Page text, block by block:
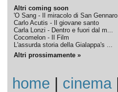
Altri coming soon
'O Sang - Il miracolo di San Gennaro
Carlo Acutis - Il giovane santo
Carla Lonzi - Dentro e fuori dal m...
Cocomelon - Il Film
L'assurda storia della Gialappa's ...
Altri prossimamente »
home cinema|